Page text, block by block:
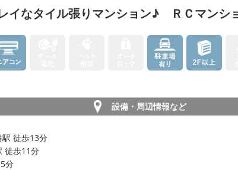
イなタイル張りマンション♪ ＲＣマンシ
設備・周辺情報など
徒歩13分
徒歩11分
分